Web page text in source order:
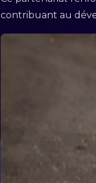
contribuant au